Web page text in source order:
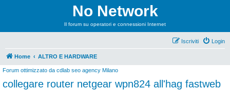
No Network
Il forum su operatori e connessioni Internet
Login
Iscriviti
Home ALTRO E HARDWARE
Forum ottimizzato da cdlab seo agency Milano
collegare router netgear wpn824 all'hag fastweb